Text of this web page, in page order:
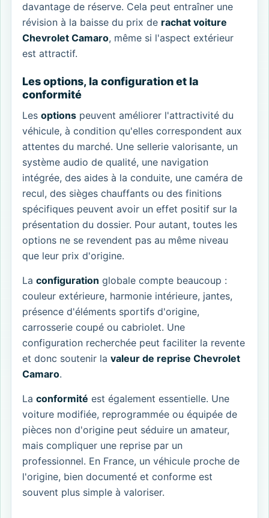
davantage de réserve. Cela peut entraîner une
révision à la baisse du prix de rachat voiture
Chevrolet Camaro, même si l'aspect extérieur
est attractif.
Les options, la configuration et la
conformité
Les options peuvent améliorer l'attractivité du
véhicule, à condition qu'elles correspondent aux
attentes du marché. Une sellerie valorisante, un
système audio de qualité, une navigation
intégrée, des aides à la conduite, une caméra de
recul, des sièges chauffants ou des finitions
spécifiques peuvent avoir un effet positif sur la
présentation du dossier. Pour autant, toutes les
options ne se revendent pas au même niveau
que leur prix d'origine.
La configuration globale compte beaucoup :
couleur extérieure, harmonie intérieure, jantes,
présence d'éléments sportifs d'origine,
carrosserie coupé ou cabriolet. Une
configuration recherchée peut faciliter la revente
et donc soutenir la valeur de reprise Chevrolet
Camaro.
La conformité est également essentielle. Une
voiture modifiée, reprogrammée ou équipée de
pièces non d'origine peut séduire un amateur,
mais compliquer une reprise par un
professionnel. En France, un véhicule proche de
l'origine, bien documenté et conforme est
souvent plus simple à valoriser.